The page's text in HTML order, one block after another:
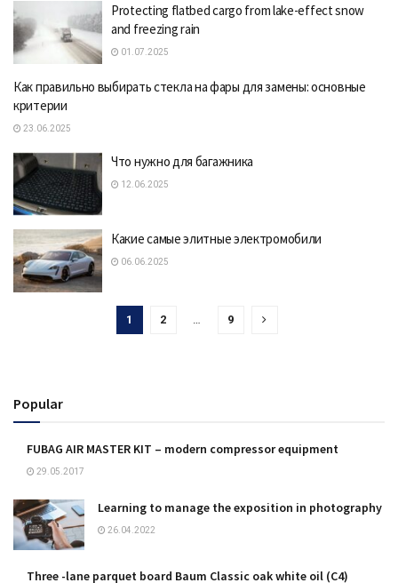
Protecting flatbed cargo from lake-effect snow
and freezing rain
01.07.2025
Как правильно выбирать стекла на фары для замены: основные
критерии
23.06.2025
Что нужно для багажника
12.06.2025
Какие самые элитные электромобили
06.06.2025
1 2 … 9
Popular
FUBAG AIR MASTER KIT – modern compressor equipment
29.05.2017
Learning to manage the exposition in photography
26.04.2022
Three -lane parquet board Baum Classic oak white oil (C4)